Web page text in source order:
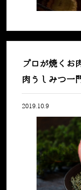
プロが焼くお
肉うしみつ
2019.10.9